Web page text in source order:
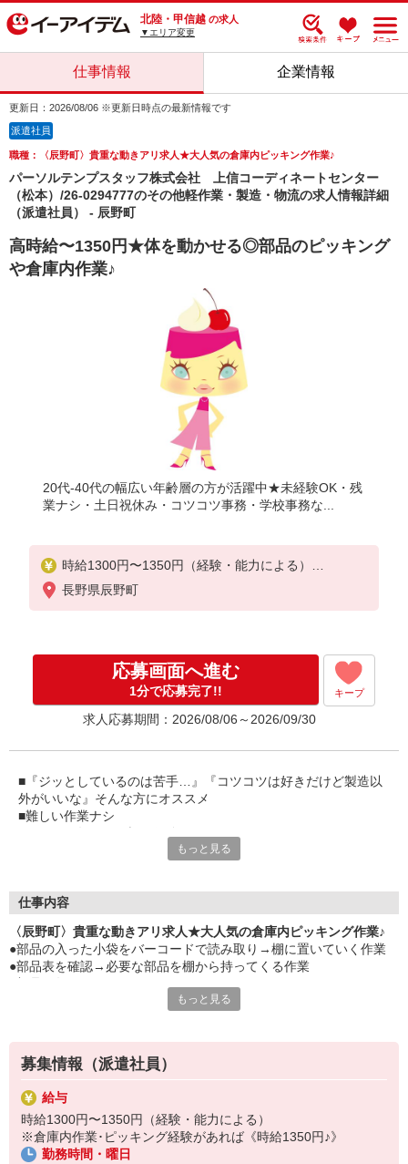
北陸・甲信越 の求人
▼エリア変更
仕事情報 企業情報
更新日：2026/08/06 ※更新日時点の最新情報です
派遣社員
職種：〈辰野町〉貴重な動きアリ求人★大人気の倉庫内ピッキング作業♪
パーソルテンプスタッフ株式会社 上信コーディネートセンター
（松本）/26-0294777のその他軽作業・製造・物流の求人情報詳細
（派遣社員） - 辰野町
高時給〜1350円★体を動かせる◎部品のピッキング
や倉庫内作業♪
20代-40代の幅広い年齢層の方が活躍中★未経験OK・残
業ナシ・土日祝休み・コツコツ事務・学校事務な...
時給1300円〜1350円（経験・能力による）
※倉庫内作業･ピッキング経験があれば《時給1350円
♪》
長野県辰野町
応募画面へ進む
1分で応募完了!! キープ
求人応募期間：2026/08/06～2026/09/30
■『ジッとしているのは苦手…』『コツコツは好きだけど製造以
外がいいな』そんな方にオススメ
■難しい作業ナシ
■等朝少し早い分、16時台には退勤
■派遣の方の受け入れ体制バッチリで安心です
もっと見る
仕事内容
〈辰野町〉貴重な動きアリ求人★大人気の倉庫内ピッキング作業♪
●部品の入った小袋をバーコードで読み取り→棚に置いていく作業
●部品表を確認→必要な部品を棚から持ってくる作業
もっと見る
募集情報（派遣社員）
給与
時給1300円〜1350円（経験・能力による）
※倉庫内作業･ピッキング経験があれば《時給1350円♪》
勤務時間・曜日